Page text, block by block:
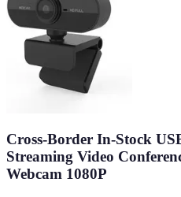
Cross-Border In-Stock
Streaming Video
Webcam 1080P